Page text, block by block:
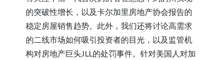
的突破性增长，以及卡尔加里房地产协会报告的
稳定房屋销售趋势。此外，我们还将讨论高需求
的二线市场如何吸引投资者的目光，以及监管机
构对房地产巨头JLL的处罚事件。针对美国人对加